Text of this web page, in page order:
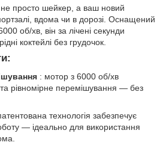
просто шейкер, а ваш новий
вдома чи в дорозі. Оснащений
об/хв, він за лічені секунди
коктейлі без грудочок.
: мотор з 6000 об/хв
рівномірне перемішування — без
технологія забезпечує
— ідеально для використання